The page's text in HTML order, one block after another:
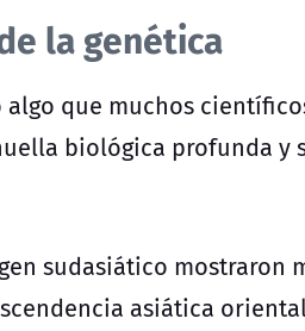
la genética
que muchos
biológica profunda y
sudasiático mostraron
asiática